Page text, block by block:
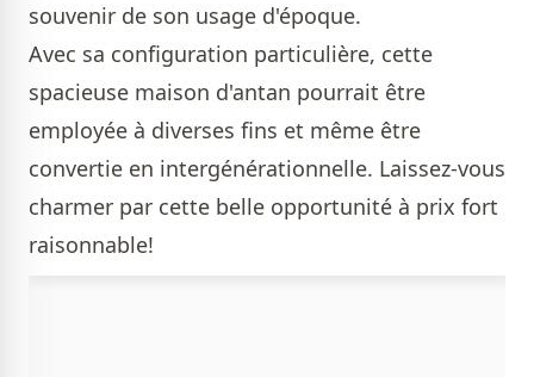
souvenir de son usage d'époque.
Avec sa configuration particulière, cette
spacieuse maison d'antan pourrait être
employée à diverses fins et même être
convertie en intergénérationnelle. Laissez-vous
charmer par cette belle opportunité à prix fort
raisonnable!